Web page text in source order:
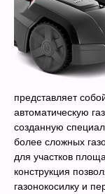
представляет
автоматическую
созданную
более сложных
для участков
конструкция
газонокосилку и